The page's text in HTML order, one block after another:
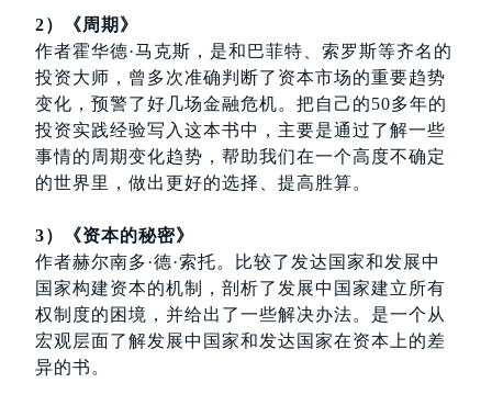
2）《周期》
作者霍华德·马克斯，是和巴菲特、索罗斯等齐名的
投资大师，曾多次准确判断了资本市场的重要趋势
变化，预警了好几场金融危机。把自己的50多年的
投资实践经验写入这本书中，主要是通过了解一些
事情的周期变化趋势，帮助我们在一个高度不确定
的世界里，做出更好的选择、提高胜算。
3）《资本的秘密》
作者赫尔南多·德·索托。比较了发达国家和发展中
国家构建资本的机制，剖析了发展中国家建立所有
权制度的困境，并给出了一些解决办法。是一个从
宏观层面了解发展中国家和发达国家在资本上的差
异的书。